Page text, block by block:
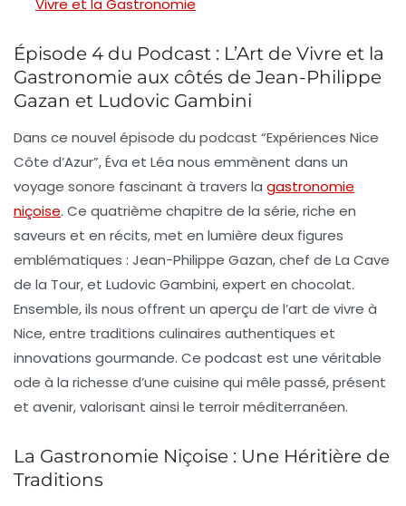
Vivre et la Gastronomie
Épisode 4 du Podcast : L’Art de Vivre et la
Gastronomie aux côtés de Jean-Philippe
Gazan et Ludovic Gambini
Dans ce nouvel épisode du podcast “Expériences Nice
Côte d’Azur”, Éva et Léa nous emmènent dans un
voyage sonore fascinant à travers la gastronomie
niçoise. Ce quatrième chapitre de la série, riche en
saveurs et en récits, met en lumière deux figures
emblématiques : Jean-Philippe Gazan, chef de La Cave
de la Tour, et Ludovic Gambini, expert en chocolat.
Ensemble, ils nous offrent un aperçu de l’art de vivre à
Nice, entre traditions culinaires authentiques et
innovations gourmande. Ce podcast est une véritable
ode à la richesse d’une cuisine qui mêle passé, présent
et avenir, valorisant ainsi le terroir méditerranéen.
La Gastronomie Niçoise : Une Héritière de
Traditions